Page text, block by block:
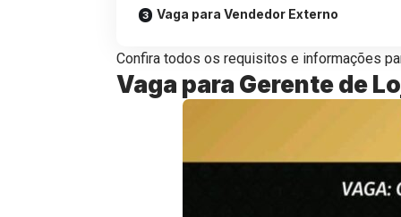
Vaga para Vendedor Externo
Confira todos os requisitos e informações
Vaga para Gerente de